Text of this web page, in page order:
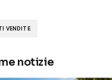
VENDITE
notizie